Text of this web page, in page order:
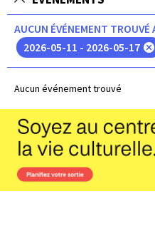
AUCUN ÉVÉNEMENT TROUVÉ
2026-05-11 - 2026-05-17
Aucun événement trouvé